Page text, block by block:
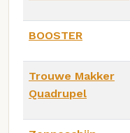
BOOSTER
Trouwe Makker
Quadrupel